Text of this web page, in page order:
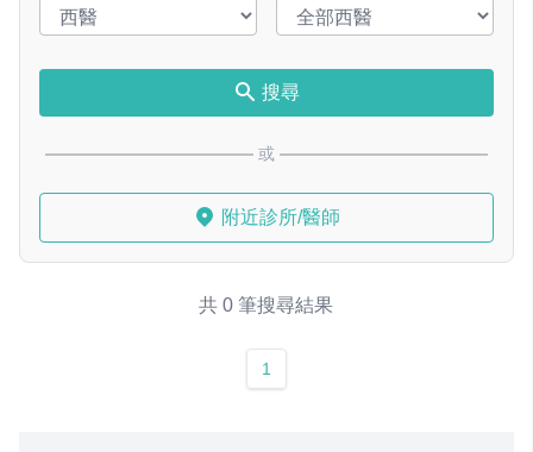
搜尋
或
附近診所/醫師
共 0 筆搜尋結果
1